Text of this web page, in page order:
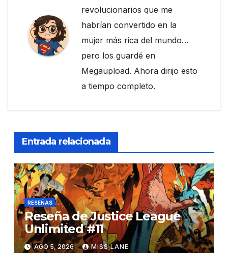
revolucionarios que me
habrían convertido en la
mujer más rica del mundo…
pero los guardé en
Megaupload. Ahora dirijo esto
a tiempo completo.
Entrada relacionada
RESEÑAS
Reseña de Justice League
Unlimited #11
AGO 5, 2026 MISS LANE